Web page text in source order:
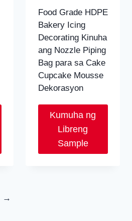
Food Grade HDPE
Bakery Icing
Decorating Kinuha
ang Nozzle Piping
Bag para sa Cake
Cupcake Mousse
Dekorasyon
Kumuha ng
Libreng
Sample
→